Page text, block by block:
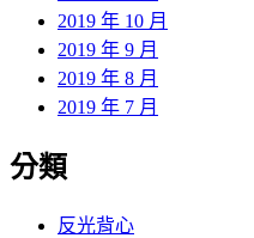
2019 年 10 月
2019 年 9 月
2019 年 8 月
2019 年 7 月
分類
反光背心